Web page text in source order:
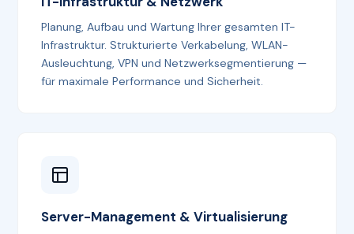
Planung, Aufbau und Wartung Ihrer gesamten IT-
Infrastruktur. Strukturierte Verkabelung, WLAN-
Ausleuchtung, VPN und Netzwerksegmentierung —
für maximale Performance und Sicherheit.
Server-Management & Virtualisierung